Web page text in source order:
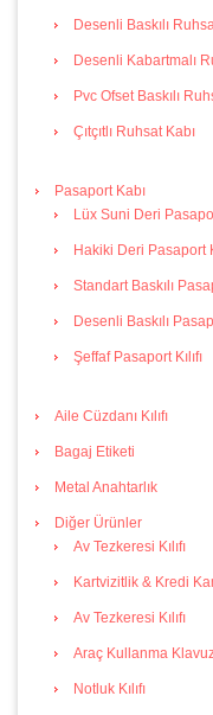
Desenli Baskılı
Desenli Kabartmalı
Pvc Ofset Baskılı
Çıtçıtlı Ruhsat Kabı
Pasaport Kabı
Lüx Suni Deri
Hakiki Deri Pasaport
Standart Baskılı
Desenli Baskılı
Şeffaf Pasaport Kılıfı
Aile Cüzdanı Kılıfı
Bagaj Etiketi
Metal Anahtarlık
Diğer Ürünler
Av Tezkeresi Kılıfı
Kartvizitlik & Kredi
Av Tezkeresi Kılıfı
Araç Kullanma
Notluk Kılıfı